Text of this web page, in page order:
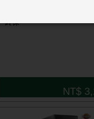
終保
NT$